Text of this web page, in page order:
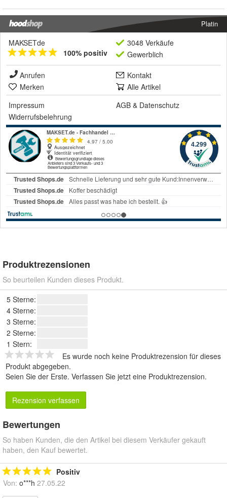
Platin
MAKSETde
100% positiv
3048 Verkäufe
Gewerblich
Anrufen
Kontakt
Merken
Alle Artikel
Impressum
AGB & Datenschutz
Widerrufsbelehrung
Produktrezensionen
So beurteilen Kunden dieses Produkt.
5 Sterne:
4 Sterne:
3 Sterne:
2 Sterne:
1 Stern:
Es wurde noch keine Produktrezension für dieses
Produkt abgegeben.
Seien Sie der Erste. Verfassen Sie jetzt eine Produktrezension.
Rezension verfassen
Bewertungen
So haben Kunden, die den Artikel bei diesem Verkäufer gekauft
haben, den Kauf bewertet.
Positiv
Von: o***h 27.05.22